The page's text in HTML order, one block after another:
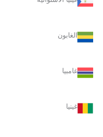
الغابون
غامبيا
غينيا